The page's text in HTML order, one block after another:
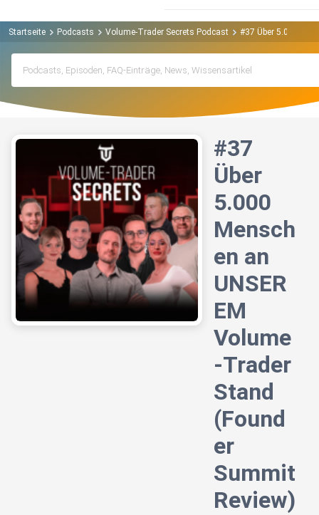
Startseite Podcasts Volume-Trader Secrets Podcast #37 Über 5.000
#37
Über
5.000
Mensch
en an
UNSER
EM
Volume
-Trader
Stand
(Found
er
Summit
Review)